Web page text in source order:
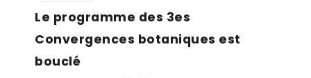
Le programme des 3es
Convergences botaniques est
bouclé